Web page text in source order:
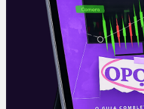
À espera do Fed
As últimas semanas
marcadas por um
mudança de
Reserve (Fed), o
americano. Durante o